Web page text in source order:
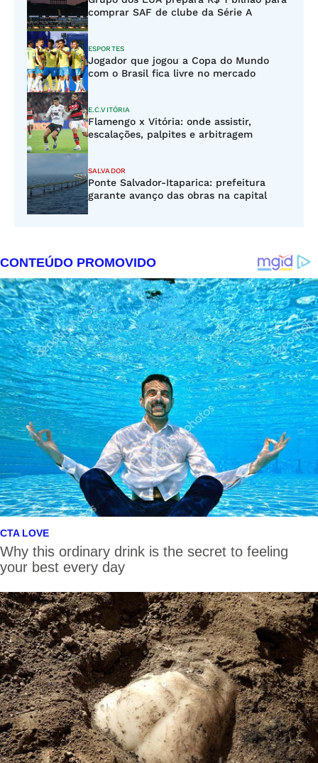
comprar SAF de clube da Série A
ESPORTES
Jogador que jogou a Copa do Mundo
com o Brasil fica livre no mercado
E.C.VITÓRIA
Flamengo x Vitória: onde assistir,
escalações, palpites e arbitragem
SALVADOR
Ponte Salvador-Itaparica: prefeitura
garante avanço das obras na capital